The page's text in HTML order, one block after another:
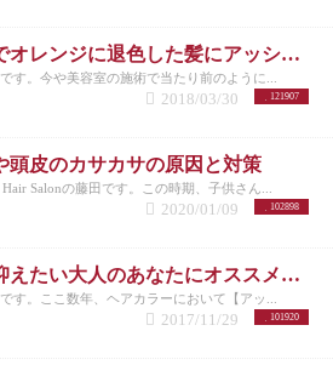
ヘアカラーでオレンジに退色した髪にアッシュのすすめ
す。今や美容室の施術で当たり前のように...
121907
2018/03/30
頭皮のカサカサの原因と対策
Salonの藤田です。この時期、子供さん...
102898
2020/01/09
嫌な赤みを抑えたい大人のあなたにオススメしたいヘアカラー【アッシュ】
す。ここ数年、ヘアカラーにおいて【アッ...
101920
2017/11/29